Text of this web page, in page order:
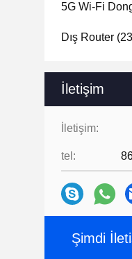
5G Wi-Fi
Dış Router
İletişim
İletişim:
tel:
Şimdi